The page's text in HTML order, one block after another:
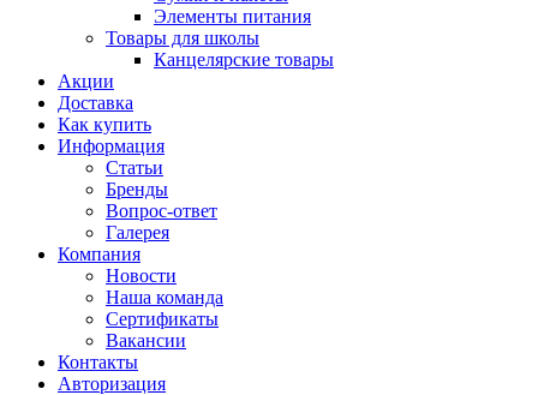
Элементы питания
Товары для школы
Канцелярские товары
Акции
Доставка
Как купить
Информация
Статьи
Бренды
Вопрос-ответ
Галерея
Компания
Новости
Наша команда
Сертификаты
Вакансии
Контакты
Авторизация